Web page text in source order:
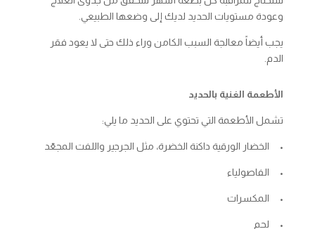
وعودة مستويات الحديد لديك إلى وضعها الطبيعي.
يجب أيضاً معالجة السبب الكامن وراء ذلك حتى لا يعود فقر
الدم.
الأطعمة الغنية بالحديد
تشمل الأطعمة التي تحتوي على الحديد ما يلي:
• الخضار الورقية داكنة الخضرة، مثل الجرجير واللفت المجعّد
• الفاصولياء
• المكسرات
• لحم